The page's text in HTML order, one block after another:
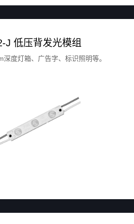
J 低压背发光模组
深度灯箱、广告字、标识照明等。